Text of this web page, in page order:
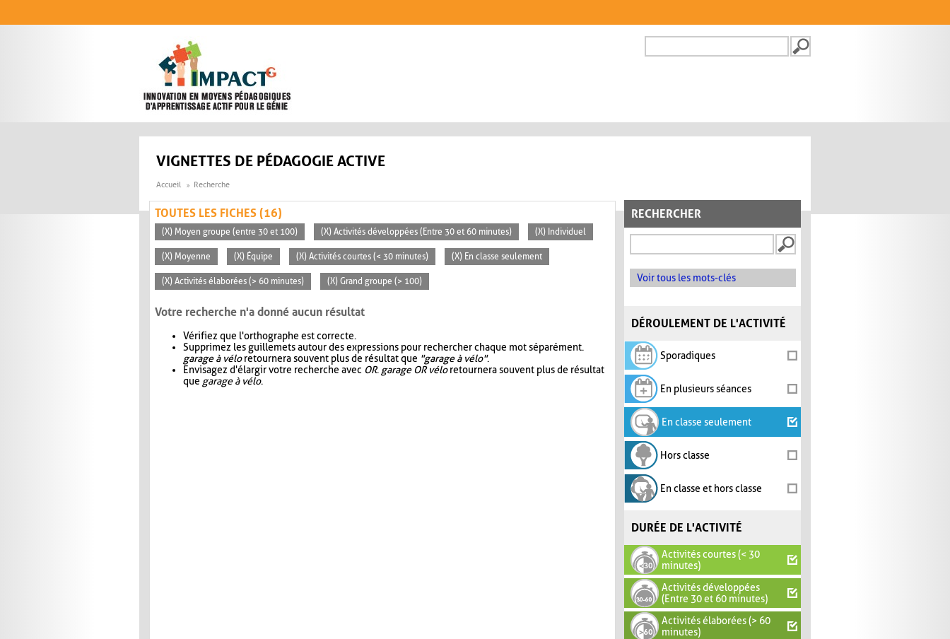
FORMULAIRE DE
VIGNETTES DE PÉDAGOGIE ACTIVE
Accueil Recherche
RECHERCHER
Voir tous les mots-clés
DÉROULEMENT DE L'ACTIVITÉ
Sporadiques
En plusieurs séances
En classe seulement
Hors classe
En classe et hors classe
DURÉE DE L'ACTIVITÉ
Activités courtes (< 30
minutes)
Activités développées
(Entre 30 et 60 minutes)
Activités élaborées (> 60
minutes)
TOUTES LES FICHES (16)
(X) Moyen groupe (entre 30 et 100) (X) Activités développées (Entre 30 et 60 minutes) (X) Individuel
(X) Moyenne (X) Équipe (X) Activités courtes (< 30 minutes) (X) En classe seulement
(X) Activités élaborées (> 60 minutes) (X) Grand groupe (> 100)
Votre recherche n'a donné aucun résultat
Vérifiez que l'orthographe est correcte.
Supprimez les guillemets autour des expressions pour rechercher chaque mot séparément.
garage à véloretournera souvent plus de résultat que "garage à vélo".
Envisagez d'élargir votre recherche avec OR. garage OR véloretournera souvent plus de résultat
que garage à vélo.